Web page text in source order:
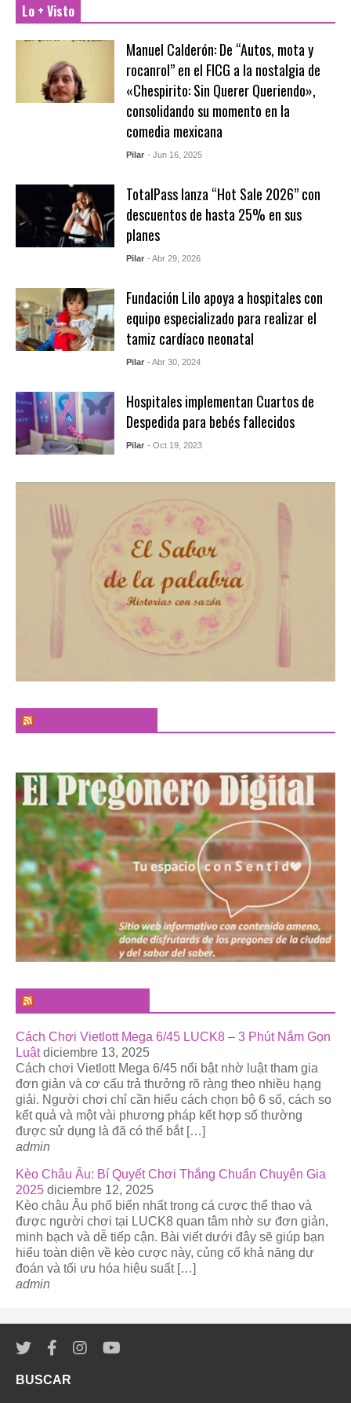
Lo + Visto
Manuel Calderón: De “Autos, mota y
rocanrol” en el FICG a la nostalgia de
«Chespirito: Sin Querer Queriendo»,
consolidando su momento en la
comedia mexicana
Pilar - Jun 16, 2025
TotalPass lanza “Hot Sale 2026” con
descuentos de hasta 25% en sus
planes
Pilar - Abr 29, 2026
Fundación Lilo apoya a hospitales con
equipo especializado para realizar el
tamiz cardíaco neonatal
Pilar - Abr 30, 2024
Hospitales implementan Cuartos de
Despedida para bebés fallecidos
Pilar - Oct 19, 2023
Cách Chơi Vietlott Mega 6/45 LUCK8 – 3 Phút Nắm Gọn
Luật diciembre 13, 2025
Cách chơi Vietlott Mega 6/45 nổi bật nhờ luật tham gia
đơn giản và cơ cấu trả thưởng rõ ràng theo nhiều hạng
giải. Người chơi chỉ cần hiểu cách chọn bộ 6 số, cách so
kết quả và một vài phương pháp kết hợp số thường
được sử dụng là đã có thể bắt […]
admin
Kèo Châu Âu: Bí Quyết Chơi Thắng Chuẩn Chuyên Gia
2025 diciembre 12, 2025
Kèo châu Âu phổ biến nhất trong cá cược thể thao và
được người chơi tại LUCK8 quan tâm nhờ sự đơn giản,
minh bạch và dễ tiếp cận. Bài viết dưới đây sẽ giúp bạn
hiểu toàn diện về kèo cược này, củng cố khả năng dự
đoán và tối ưu hóa hiệu suất […]
admin
BUSCAR